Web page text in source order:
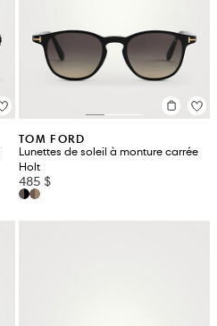
TOM FORD
Lunettes de soleil à monture carrée
Holt
485 $